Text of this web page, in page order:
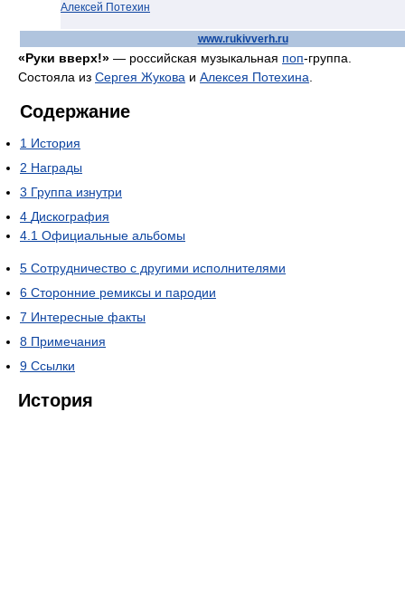
Алексей Потехин
www.rukivverh.ru
«Руки вверх!» — российская музыкальная поп-группа.
Состояла из Сергея Жукова и Алексея Потехина
Содержание
1 История
2 Награды
3 Группа изнутри
4 Дискография
4.1 Официальные альбомы
5 Сотрудничество с другими исполнителями
6 Сторонние ремиксы и пародии
7 Интересные факты
8 Примечания
9 Ссылки
История